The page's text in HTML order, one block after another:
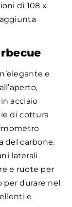
di 108 x
e
acciaio
di cottura
del carbone.
laterali
e ruote per
per durare nel
e